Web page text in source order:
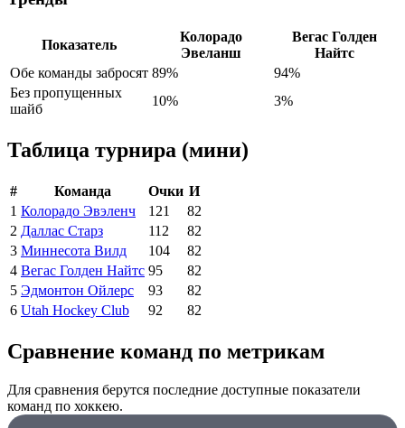
Показатель
Колорадо
Эвеланш
Вегас Голден
Найтс
Обе команды забросят 89%
94%
Без пропущенных
шайб
10% 3%
Таблица турнира (мини)
# Команда Очки И
1 Колорадо Эвэленч 121
82
2 Даллас Старз 112
82
3 Миннесота Вилд 104
82
4 Вегас Голден Найтс 95
82
5 Эдмонтон Ойлерс 93
82
6 Utah Hockey Club 92 82
Сравнение команд по метрикам
Для сравнения берутся последние доступные показатели
команд по хоккею.